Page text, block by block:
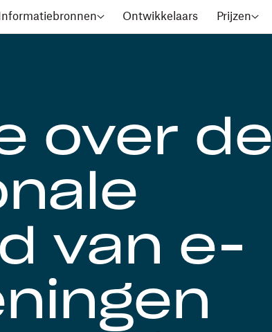
Informatiebronnen Ontwikkelaars Prijzen
over de
van e-